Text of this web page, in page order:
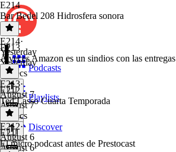
Podcasts
Playlists
Discover
E214
Bar Bedel 208 Hidrosfera sonora
E214·
Yesterday
Yesterday
58 secs
E213
A veces Amazon es un sindios con las entregas
E213·
August 7
August 7
59 secs
E212
Ted Lasso Cuarta Temporada
E212·
August 6
August 6
E211
El micro podcast antes de Prestocast